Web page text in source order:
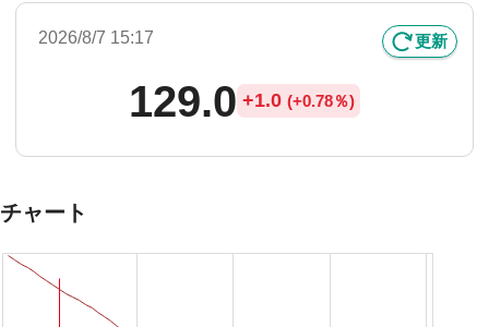
2026/8/7 15:17 更新
129.0 +1.0 (+0.78％)
チャート